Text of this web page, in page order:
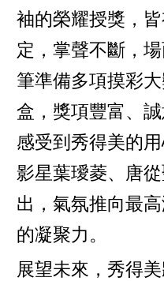
袖的榮耀授獎，
定，掌聲不斷，
筆準備多項摸彩
盒，獎項豐富、
感受到秀得美的
影星葉璦菱、唐
出，氣氛推向最
的凝聚力。
展望未來，秀得